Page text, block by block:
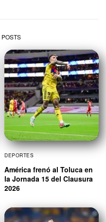
DEPORTES
América frenó al Toluca en
la Jornada 15 del Clausura
2026